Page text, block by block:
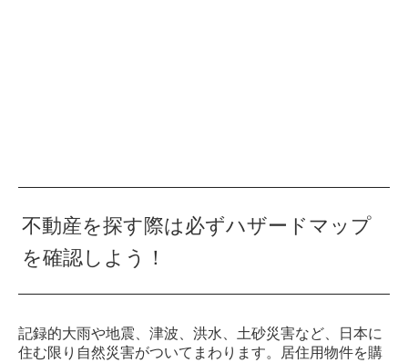
不動産を探す際は必ずハザードマップ
を確認しよう！
記録的大雨や地震、津波、洪水、土砂災害など、日本に
住む限り自然災害がついてまわります。居住用物件を購